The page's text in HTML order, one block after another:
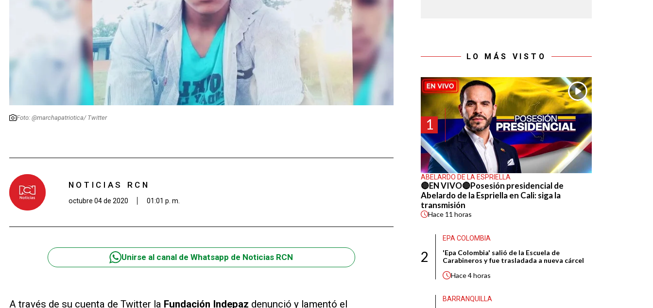
Foto: @marchapatriotica/ Twitter
NOTICIAS RCN
octubre 04 de 2020 01:01 p. m.
Unirse al canal de Whatsapp de Noticias RCN
A través de su cuenta de Twitter la Fundación Indepaz denunció y lamentó el
LO MÁS VISTO
1
ABELARDO DE LA ESPRIELLA
🔴EN VIVO🔴Posesión presidencial de
Abelardo de la Espriella en Cali: siga la
transmisión
Hace 11 horas
2
EPA COLOMBIA
'Epa Colombia' salió de la Escuela de
Carabineros y fue trasladada a nueva cárcel
Hace4 horas
BARRANQUILLA